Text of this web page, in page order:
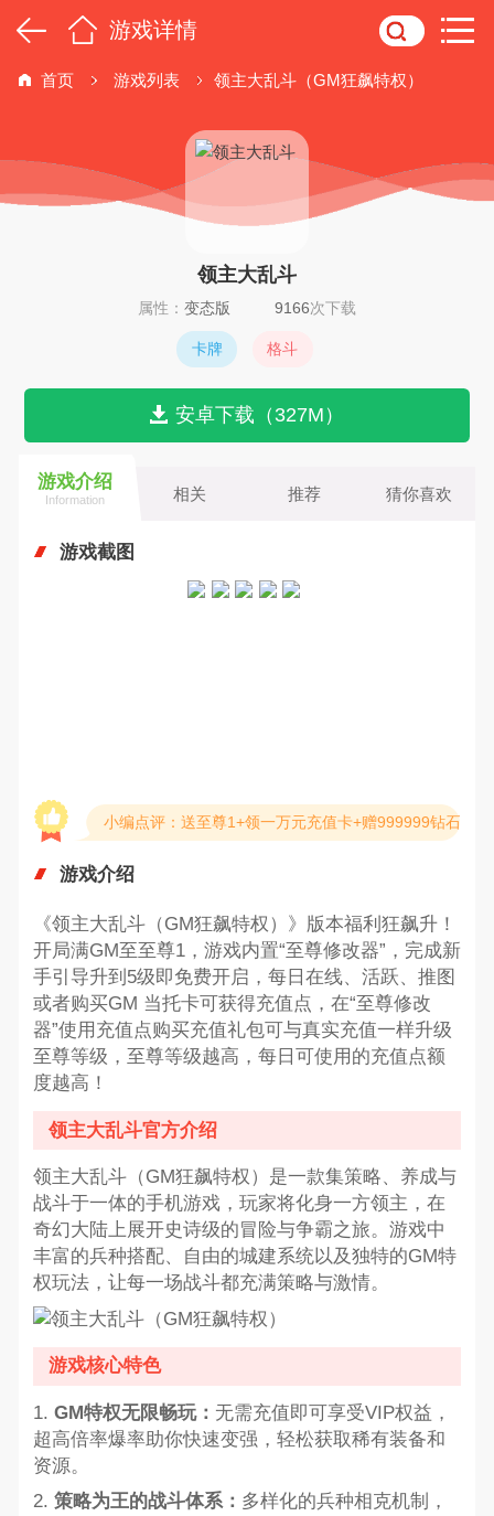
游戏详情
首页 游戏列表 领主大乱斗（GM狂飙特权）
领主大乱斗
属性： 变态版 9166次下载
卡牌 格斗
安卓下载（327M）
游戏介绍
Information 相关 推荐 猜你喜欢
游戏截图
小编点评：送至尊1+领一万元充值卡+赠999999钻石
游戏介绍
《领主大乱斗（GM狂飙特权）》版本福利狂飙升！
开局满GM至至尊1，游戏内置“至尊修改器”，完成新
手引导升到5级即免费开启，每日在线、活跃、推图
或者购买GM 当托卡可获得充值点，在“至尊修改
器”使用充值点购买充值礼包可与真实充值一样升级
至尊等级，至尊等级越高，每日可使用的充值点额
度越高！
领主大乱斗官方介绍
领主大乱斗（GM狂飙特权）是一款集策略、养成与
战斗于一体的手机游戏，玩家将化身一方领主，在
奇幻大陆上展开史诗级的冒险与争霸之旅。游戏中
丰富的兵种搭配、自由的城建系统以及独特的GM特
权玩法，让每一场战斗都充满策略与激情。
游戏核心特色
1. GM特权无限畅玩： 无需充值即可享受VIP权益，
超高倍率爆率助你快速变强，轻松获取稀有装备和
资源。
2. 策略为王的战斗体系： 多样化的兵种相克机制，